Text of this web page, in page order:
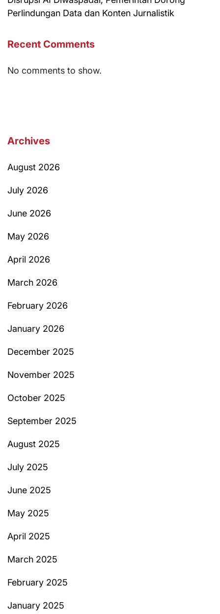
Perlindungan Data dan Konten Jurnalistik
Recent Comments
No comments to show.
Archives
August 2026
July 2026
June 2026
May 2026
April 2026
March 2026
February 2026
January 2026
December 2025
November 2025
October 2025
September 2025
August 2025
July 2025
June 2025
May 2025
April 2025
March 2025
February 2025
January 2025